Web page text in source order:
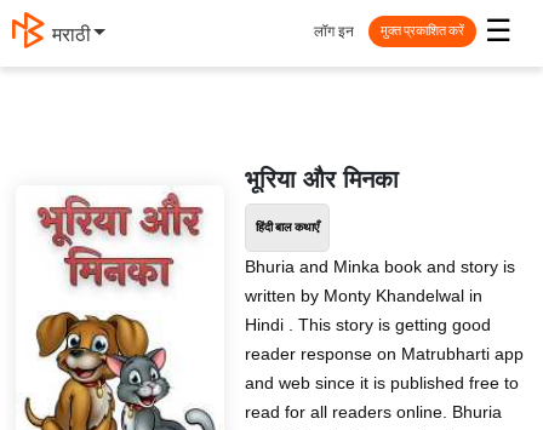
मराठी ☰
लॉग इन मुक्त प्रकाशित करें
भूरिया और मिनका
हिंदी बाल कथाएँ
Bhuria and Minka book and story is
written by Monty Khandelwal in
Hindi . This story is getting good
reader response on Matrubharti app
and web since it is published free to
read for all readers online. Bhuria